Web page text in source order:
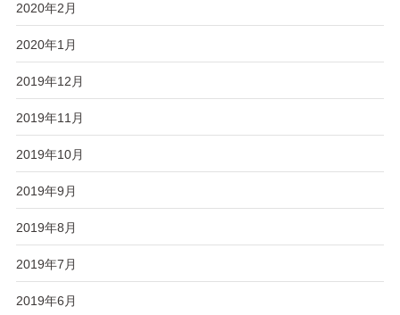
2020年2月
2020年1月
2019年12月
2019年11月
2019年10月
2019年9月
2019年8月
2019年7月
2019年6月